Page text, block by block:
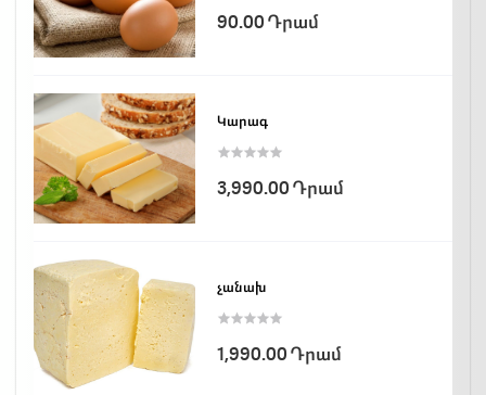
90.00 Դրամ
Կարագ
3,990.00 Դրամ
չանախ
1,990.00 Դրամ